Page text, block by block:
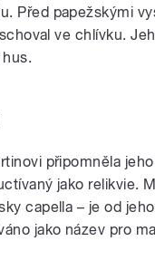
Před papežskými
ve chlívku.
připomněla
jako relikvie.
capella – je od
jako název pro